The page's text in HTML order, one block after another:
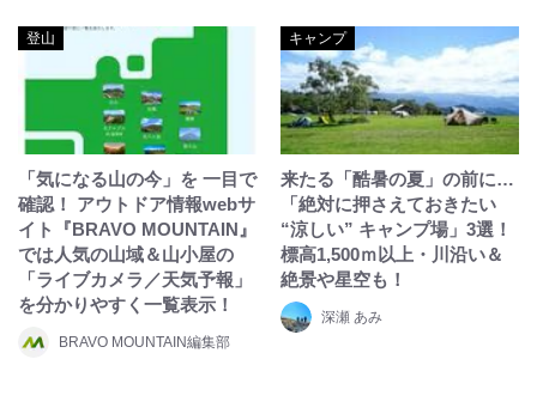
登山
「気になる山の今」を 一目で
確認！ アウトドア情報webサ
イト『BRAVO MOUNTAIN』
では人気の山域＆山小屋の
「ライブカメラ／天気予報」
を分かりやすく一覧表示！
BRAVO MOUNTAIN編集部
キャンプ
来たる「酷暑の夏」の前に…
「絶対に押さえておきたい
“涼しい” キャンプ場」3選！
標高1,500ｍ以上・川沿い＆
絶景や星空も！
深瀬 あみ